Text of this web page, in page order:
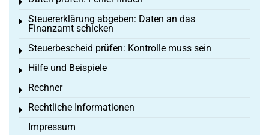
Toggle menu
Steuererklärung abgeben: Daten an das
Finanzamt schicken
Toggle menu
Steuerbescheid prüfen: Kontrolle muss sein
Toggle menu
Hilfe und Beispiele
Toggle menu
Rechner
Toggle menu
Rechtliche Informationen
Toggle menu
Impressum